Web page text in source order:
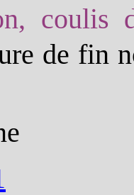
coulis
de fin